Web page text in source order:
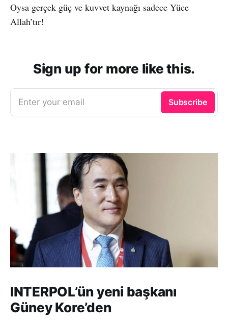
Oysa gerçek güç ve kuvvet kaynağı sadece Yüce
Allah’tır!
Sign up for more like this.
Enter your email Subscribe
INTERPOL’ün yeni başkanı
Güney Kore’den